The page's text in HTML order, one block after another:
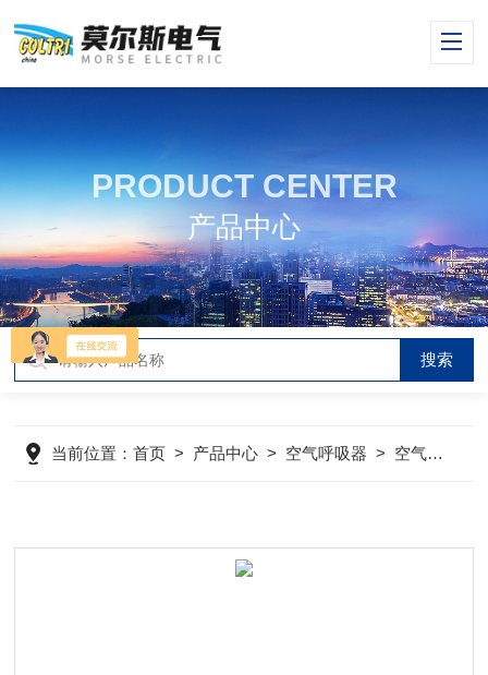
PRODUCT CENTER
产品中心
当前位置：首页 > 产品中心 > 空气呼吸器 > 空气呼吸器维保